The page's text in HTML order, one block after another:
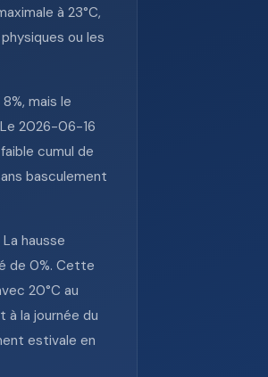
à 23°C,
ou les
mais le
2026-06-16
cumul de
basculement
hausse
de 0%. Cette
20°C au
à la journée du
estivale en